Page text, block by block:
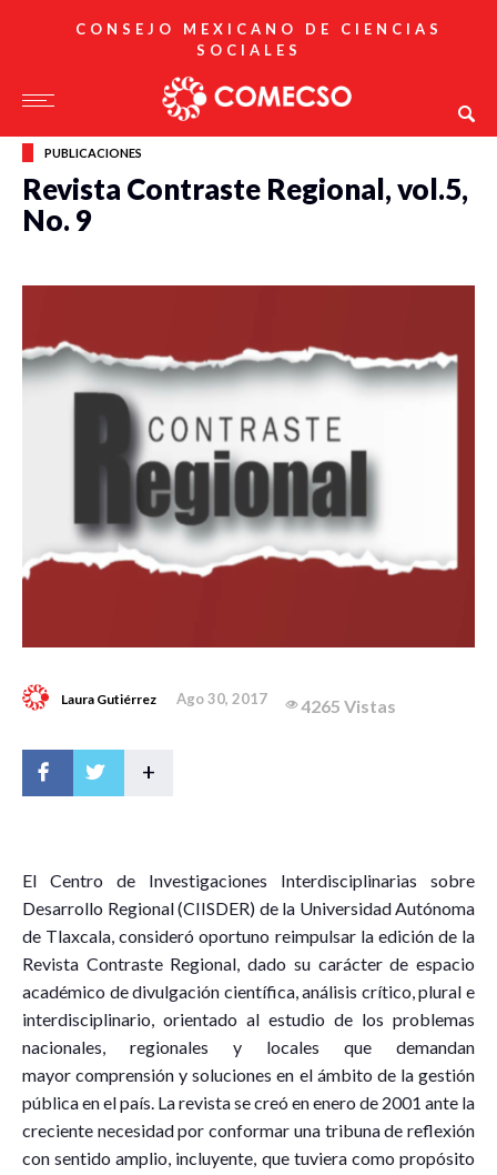
CONSEJO MEXICANO DE CIENCIAS
SOCIALES
PUBLICACIONES
Revista Contraste Regional, vol.5,
No. 9
Laura Gutiérrez Ago 30, 2017 4265 Vistas
+
El Centro de Investigaciones Interdisciplinarias sobre
Desarrollo Regional (CIISDER) de la Universidad Autónoma
de Tlaxcala, consideró oportuno reimpulsar la edición de la
Revista Contraste Regional, dado su carácter de espacio
académico de divulgación científica, análisis crítico, plural e
interdisciplinario, orientado al estudio de los problemas
nacionales, regionales y locales que demandan
mayor comprensión y soluciones en el ámbito de la gestión
pública en el país. La revista se creó en enero de 2001 ante la
creciente necesidad por conformar una tribuna de reflexión
con sentido amplio, incluyente, que tuviera como propósito